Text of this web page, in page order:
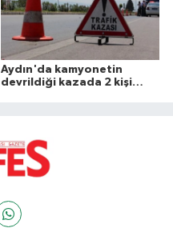
Aydın'da kamyonetin
devrildiği kazada 2 kişi